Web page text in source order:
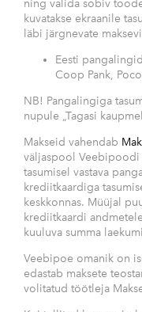
ning valida sobiv
kuvatakse ekraanile
läbi järgnevate
Eesti
Coop Pank,
NB! Pangalingiga
nupule „Tagasi
Makseid vahendab
väljaspool Veebipoodi
tasumisel vastava
krediitkaardiga
keskkonnas. Müüjal
krediitkaardi
kuuluva summa
Veebipoe omanik on
edastab maksete
volitatud töötleja